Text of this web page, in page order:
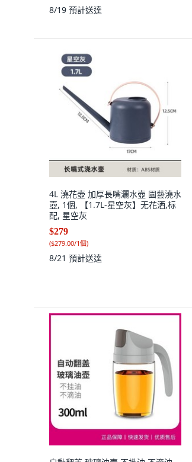
8/19 預計送達
4L 澆花壺 加厚長嘴灑水壺 園藝澆水
壺, 1個, 【1.7L-星空灰】无花洒,标
配, 星空灰
$279
($279.00/1個)
8/21 預計送達